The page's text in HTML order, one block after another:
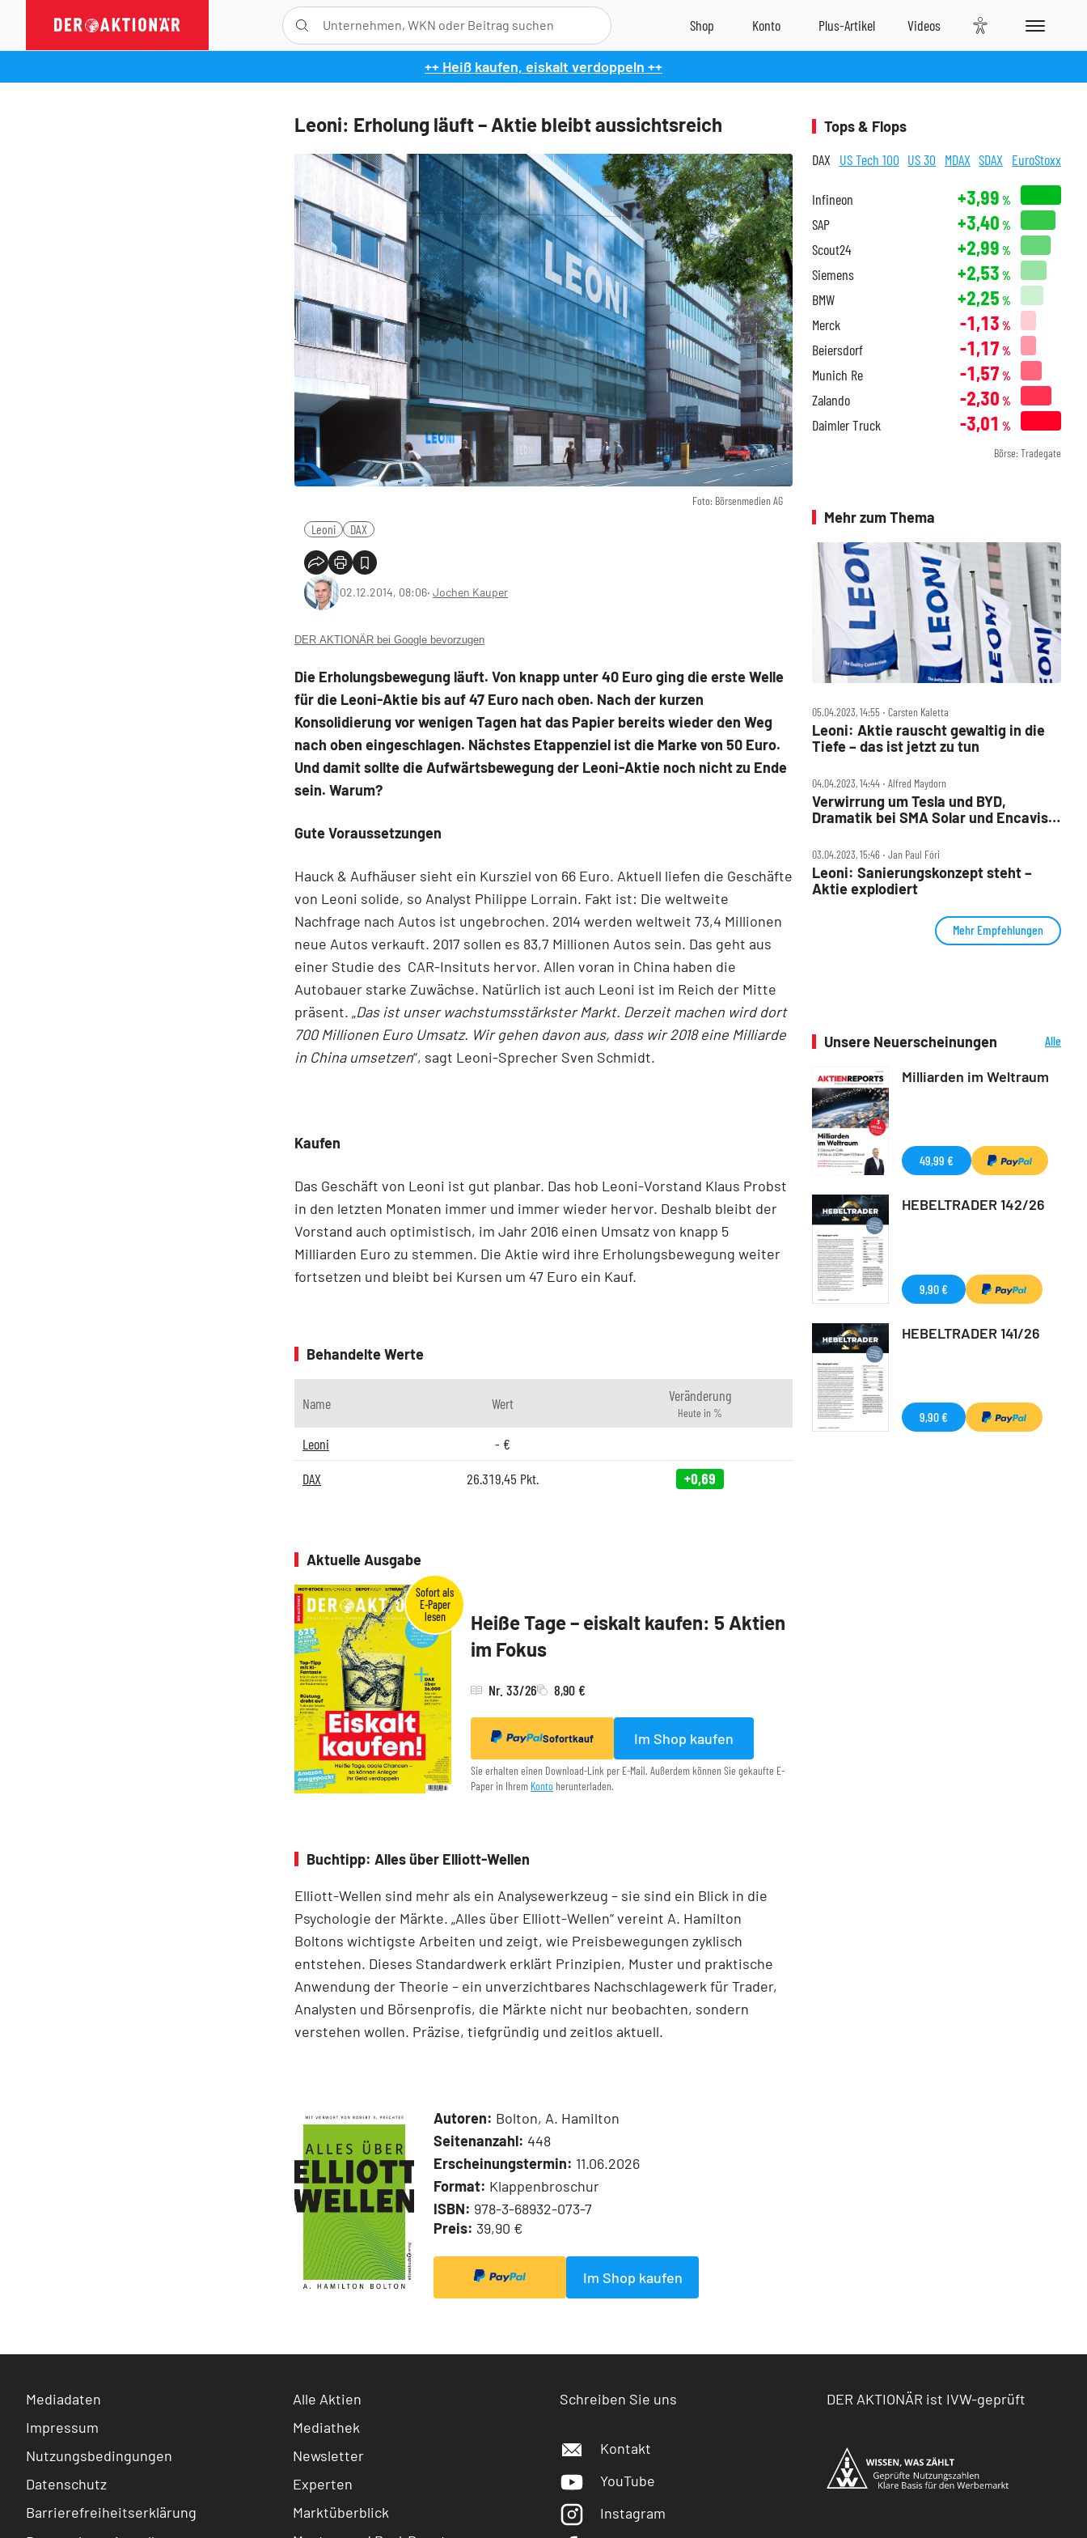
++ Heiß kaufen, eiskalt verdoppeln ++
Leoni: Erholung läuft – Aktie bleibt aussichtsreich
Foto: Börsenmedien AG
Leoni DAX
02.12.2014, 08:06‧ Jochen Kauper
DER AKTIONÄR bei Google bevorzugen
Die Erholungsbewegung läuft. Von knapp unter 40 Euro ging die erste Welle
für die Leoni-Aktie bis auf 47 Euro nach oben. Nach der kurzen
Konsolidierung vor wenigen Tagen hat das Papier bereits wieder den Weg
nach oben eingeschlagen. Nächstes Etappenziel ist die Marke von 50 Euro.
Und damit sollte die Aufwärtsbewegung der Leoni-Aktie noch nicht zu Ende
sein. Warum?
Gute Voraussetzungen
Hauck & Aufhäuser sieht ein Kursziel von 66 Euro. Aktuell liefen die Geschäfte
von Leoni solide, so Analyst Philippe Lorrain. Fakt ist: Die weltweite
Nachfrage nach Autos ist ungebrochen. 2014 werden weltweit 73,4 Millionen
neue Autos verkauft. 2017 sollen es 83,7 Millionen Autos sein. Das geht aus
einer Studie des CAR-Insituts hervor. Allen voran in China haben die
Autobauer starke Zuwächse. Natürlich ist auch Leoni ist im Reich der Mitte
präsent. „Das ist unser wachstumsstärkster Markt. Derzeit machen wird dort
700 Millionen Euro Umsatz. Wir gehen davon aus, dass wir 2018 eine Milliarde
in China umsetzen“, sagt Leoni-Sprecher Sven Schmidt.
Kaufen
Das Geschäft von Leoni ist gut planbar. Das hob Leoni-Vorstand Klaus Probst
in den letzten Monaten immer und immer wieder hervor. Deshalb bleibt der
Vorstand auch optimistisch, im Jahr 2016 einen Umsatz von knapp 5
Milliarden Euro zu stemmen. Die Aktie wird ihre Erholungsbewegung weiter
fortsetzen und bleibt bei Kursen um 47 Euro ein Kauf.
Behandelte Werte
Name Wert Veränderung
Heute in %
Leoni - €
DAX
26.319,45 Pkt. +0,69
Aktuelle Ausgabe
Heiße Tage – eiskalt kaufen: 5 Aktien
im Fokus
Nr. 33/26 8,90 €
Sofortkauf Im Shop kaufen
Sie erhalten einen Download-Link per E-Mail. Außerdem können Sie gekaufte E-
Paper in Ihrem Konto herunterladen.
Buchtipp: Alles über Elliott-Wellen
Elliott-Wellen sind mehr als ein Analysewerkzeug – sie sind ein Blick in die
Psychologie der Märkte. „Alles über Elliott-Wellen“ vereint A. Hamilton
Boltons wichtigste Arbeiten und zeigt, wie Preisbewegungen zyklisch
entstehen. Dieses Standardwerk erklärt Prinzipien, Muster und praktische
Anwendung der Theorie – ein unverzichtbares Nachschlagewerk für Trader,
Analysten und Börsenprofis, die Märkte nicht nur beobachten, sondern
verstehen wollen. Präzise, tiefgründig und zeitlos aktuell.
Autoren: Bolton, A. Hamilton
Seitenanzahl: 448
Erscheinungstermin: 11.06.2026
Format: Klappenbroschur
ISBN: 978-3-68932-073-7
Preis: 39,90 €
Im Shop kaufen
Tops & Flops
DAX US Tech 100 US 30 MDAX SDAX EuroStoxx
Infineon +3,99 %
SAP +3,40 %
Scout24 +2,99 %
Siemens +2,53 %
BMW +2,25 %
Merck -1,13 %
Beiersdorf -1,17 %
Munich Re -1,57 %
Zalando -2,30 %
Daimler Truck -3,01 %
Börse: Tradegate
Mehr zum Thema
05.04.2023, 14:55 ‧ Carsten Kaletta
Leoni: Aktie rauscht gewaltig in die
Tiefe – das ist jetzt zu tun
04.04.2023, 14:44 ‧ Alfred Maydorn
Verwirrung um Tesla und BYD,
Dramatik bei SMA Solar und Encavis,
03.04.2023, 15:46 ‧ Jan Paul Fóri
Leoni: Sanierungskonzept steht –
Aktie explodiert
Mehr Empfehlungen
Unsere Neuerscheinungen
Alle
Milliarden im Weltraum
49,99 €
HEBELTRADER 142/26
9,90 €
HEBELTRADER 141/26
9,90 €
Mediadaten
Impressum
Nutzungsbedingungen
Datenschutz
Barrierefreiheitserklärung
Alle Aktien
Mediathek
Newsletter
Experten
Marktüberblick
Schreiben Sie uns
Kontakt
YouTube
Instagram
DER AKTIONÄR ist IVW-geprüft